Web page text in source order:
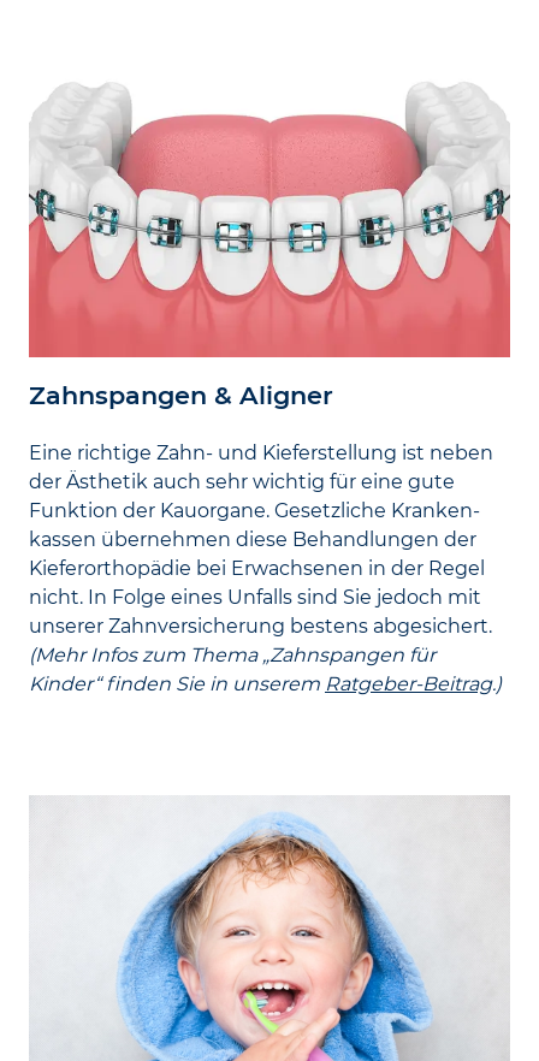
Zahnspangen & Aligner
Eine richtige Zahn- und Kiefer­stellung ist neben
der Ästhetik auch sehr wichtig für eine gute
Funktion der Kau­organe. Gesetzliche Kranken­
kassen übernehmen diese Behandlungen der
Kiefer­orthopädie bei Erwachsenen in der Regel
nicht. In Folge eines Unfalls sind Sie jedoch mit
unserer Zahn­versicherung bestens abgesichert.
(Mehr Infos zum Thema „Zahnspangen für
Kinder“ finden Sie in unserem Ratgeber-Beitrag.)